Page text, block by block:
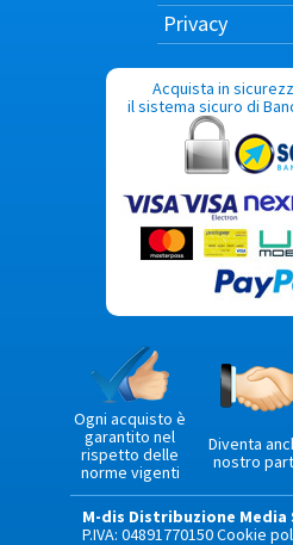
Privacy
Acquista in
il sistema sicuro di
Ogni acquisto è
garantito nel
rispetto delle
norme vigenti
Diventa
nostro
M-dis Distribuzione Media
P.IVA: 04891770150Cookie